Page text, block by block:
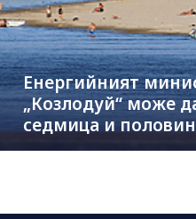
Енергийният
„Козлодуй“ може
седмица и
на Дунав